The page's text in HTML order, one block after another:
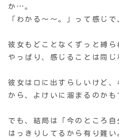
か…。
「わかる〜〜。」って感じ
彼女もどことなくずっと縛
やっぱり、感じることは同じ
彼女は口に出すらしいけど
から、よけいに溜まるのかも
でも、結局は「今のところ
はっきりしてるから有り難